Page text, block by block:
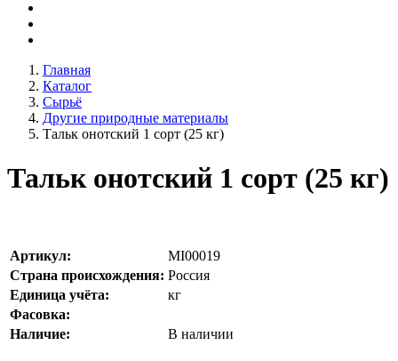
Главная
Каталог
Сырьё
Другие природные материалы
Тальк онотский 1 сорт (25 кг)
Тальк онотский 1 сорт (25 кг)
Артикул:
MI00019
Страна происхождения: Россия
Единица учёта:
кг
Фасовка:
Наличие:
В наличии